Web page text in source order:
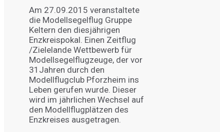
Am 27.09.2015 veranstaltete
die Modellsegelflug Gruppe
Keltern den diesjährigen
Enzkreispokal. Einen Zeitflug
/Zielelande Wettbewerb für
Modellsegelflugzeuge, der vor
31Jahren durch den
Modellflugclub Pforzheim ins
Leben gerufen wurde. Dieser
wird im jährlichen Wechsel auf
den Modellflugplätzen des
Enzkreises ausgetragen.